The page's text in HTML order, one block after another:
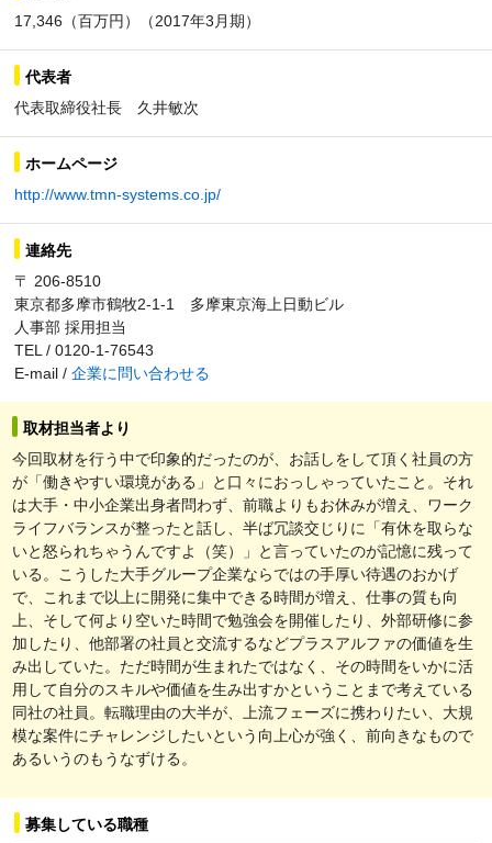
17,346（百万円）（2017年3月期）
代表者
代表取締役社長 久井敏次
ホームページ
http://www.tmn-systems.co.jp/
連絡先
〒 206-8510
東京都多摩市鶴牧2-1-1 多摩東京海上日動ビル
人事部 採用担当
TEL / 0120-1-76543
E-mail / 企業に問い合わせる
取材担当者より
今回取材を行う中で印象的だったのが、お話しをして頂く社員の方
が「働きやすい環境がある」と口々におっしゃっていたこと。それ
は大手・中小企業出身者問わず、前職よりもお休みが増え、ワーク
ライフバランスが整ったと話し、半ば冗談交じりに「有休を取らな
いと怒られちゃうんですよ（笑）」と言っていたのが記憶に残って
いる。こうした大手グループ企業ならではの手厚い待遇のおかげ
で、これまで以上に開発に集中できる時間が増え、仕事の質も向
上、そして何より空いた時間で勉強会を開催したり、外部研修に参
加したり、他部署の社員と交流するなどプラスアルファの価値を生
み出していた。ただ時間が生まれたではなく、その時間をいかに活
用して自分のスキルや価値を生み出すかということまで考えている
同社の社員。転職理由の大半が、上流フェーズに携わりたい、大規
模な案件にチャレンジしたいという向上心が強く、前向きなもので
あるいうのもうなずける。
募集している職種